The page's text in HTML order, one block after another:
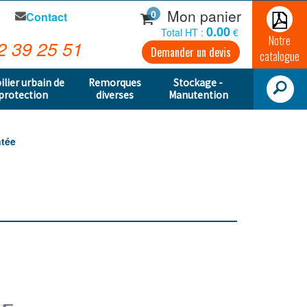
urbain de
Remorques
diverses
Stockage -
Manutention
Contact
39 25 51
0 Mon panier
Total HT : 0.00 €
Demander un devis
Notre
catalogue